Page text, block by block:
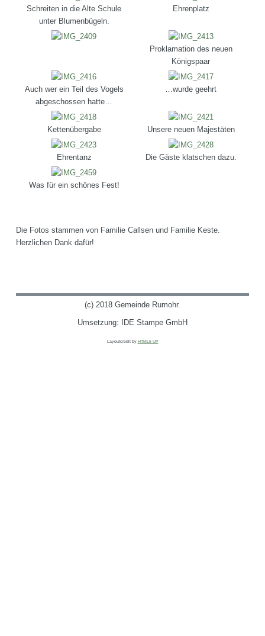
Schreiten in die Alte Schule
unter Blumenbügeln.
Ehrenplatz
Proklamation des neuen
Königspaar
Auch wer ein Teil des Vogels
abgeschossen hatte…
…wurde geehrt
Kettenübergabe Unsere neuen Majestäten
Ehrentanz Die Gäste klatschen dazu.
Was für ein schönes Fest!
Die Fotos stammen von Familie Callsen und Familie Keste.
Herzlichen Dank dafür!
(c) 2018 Gemeinde Rumohr.
Umsetzung: IDE Stampe GmbH
Layoutcredit by HTML5 UP